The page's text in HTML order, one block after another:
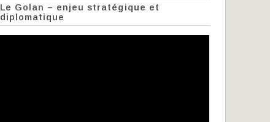
Le Golan – enjeu stratégique et
diplomatique